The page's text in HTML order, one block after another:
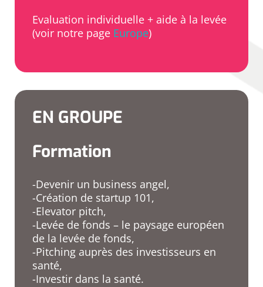
Evaluation individuelle + aide à la levée
(voir notre page Europe)
EN GROUPE
Formation
-Devenir un business angel,
-Création de startup 101,
-Elevator pitch,
-Levée de fonds – le paysage européen
de la levée de fonds,
-Pitching auprès des investisseurs en
santé,
-Investir dans la santé.